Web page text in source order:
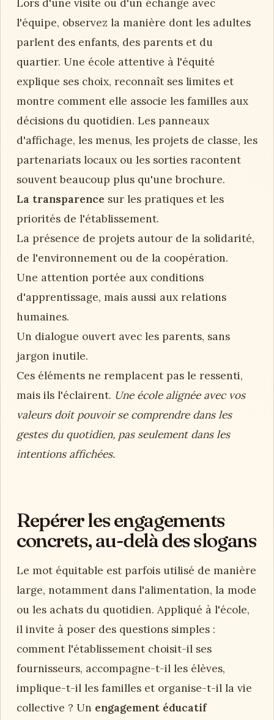
Lors d'une visite ou d'un échange avec
l'équipe, observez la manière dont les adultes
parlent des enfants, des parents et du
quartier. Une école attentive à l'équité
explique ses choix, reconnaît ses limites et
montre comment elle associe les familles aux
décisions du quotidien. Les panneaux
d'affichage, les menus, les projets de classe, les
partenariats locaux ou les sorties racontent
souvent beaucoup plus qu'une brochure.
La transparence sur les pratiques et les
priorités de l'établissement.
La présence de projets autour de la solidarité,
de l'environnement ou de la coopération.
Une attention portée aux conditions
d'apprentissage, mais aussi aux relations
humaines.
Un dialogue ouvert avec les parents, sans
jargon inutile.
Ces éléments ne remplacent pas le ressenti,
mais ils l'éclairent. Une école alignée avec vos
valeurs doit pouvoir se comprendre dans les
gestes du quotidien, pas seulement dans les
intentions affichées.
Repérer les engagements
concrets, au-delà des slogans
Le mot équitable est parfois utilisé de manière
large, notamment dans l'alimentation, la mode
ou les achats du quotidien. Appliqué à l'école,
il invite à poser des questions simples :
comment l'établissement choisit-il ses
fournisseurs, accompagne-t-il les élèves,
implique-t-il les familles et organise-t-il la vie
collective ? Un engagement éducatif